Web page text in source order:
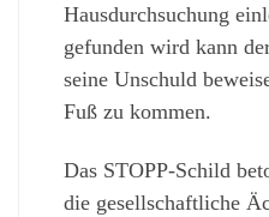
Hausdurchsuchung
gefunden wird kann
seine Unschuld
Fuß zu kommen.
Das STOPP-Schild
die gesellschaftliche